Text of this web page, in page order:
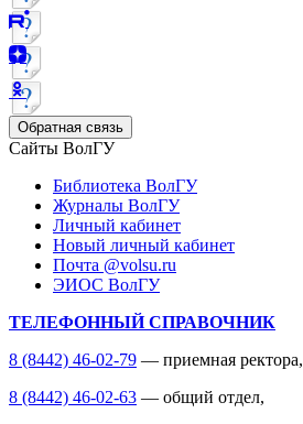
Обратная связь
Сайты ВолГУ
Библиотека ВолГУ
Журналы ВолГУ
Личный кабинет
Новый личный кабинет
Почта @volsu.ru
ЭИОС ВолГУ
ТЕЛЕФОННЫЙ СПРАВОЧНИК
8 (8442) 46-02-79 — приемная ректора,
8 (8442) 46-02-63 — общий отдел,